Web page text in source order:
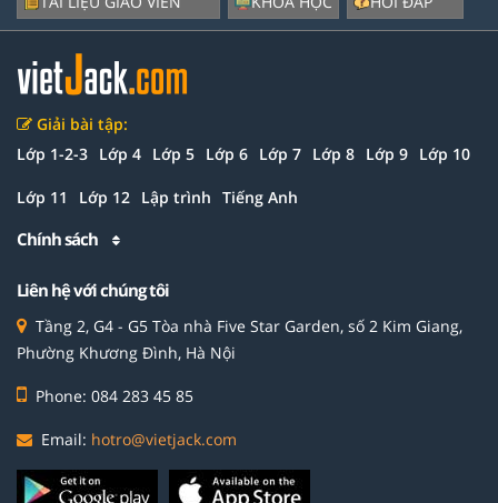
Giải bài tập:
Lớp 1-2-3 Lớp 4 Lớp 5 Lớp 6 Lớp 7 Lớp 8 Lớp 9 Lớp 10
Lớp 11 Lớp 12 Lập trình Tiếng Anh
Chính sách
Liên hệ với chúng tôi
Tầng 2, G4 - G5 Tòa nhà Five Star Garden, số 2 Kim Giang,
Phường Khương Đình, Hà Nội
Phone: 084 283 45 85
Email: hotro@vietjack.com